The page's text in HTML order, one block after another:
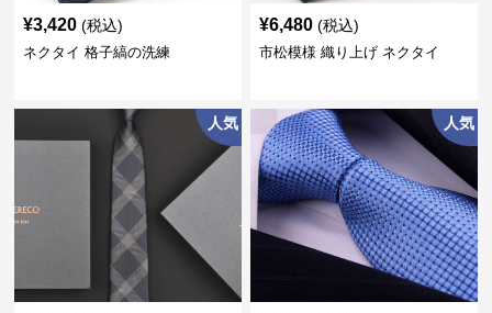
¥3,420 (税込)
ネクタイ 格子縞の洗練
¥6,480 (税込)
市松模様 織り上げ ネクタイ
人気 人気